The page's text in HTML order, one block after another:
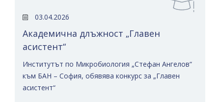
03.04.2026
Академична длъжност „Главен
асистент“
Институтът по Микробиология „Стефан Ангелов“
към БАН – София, обявява конкурс за „Главен
асистент“